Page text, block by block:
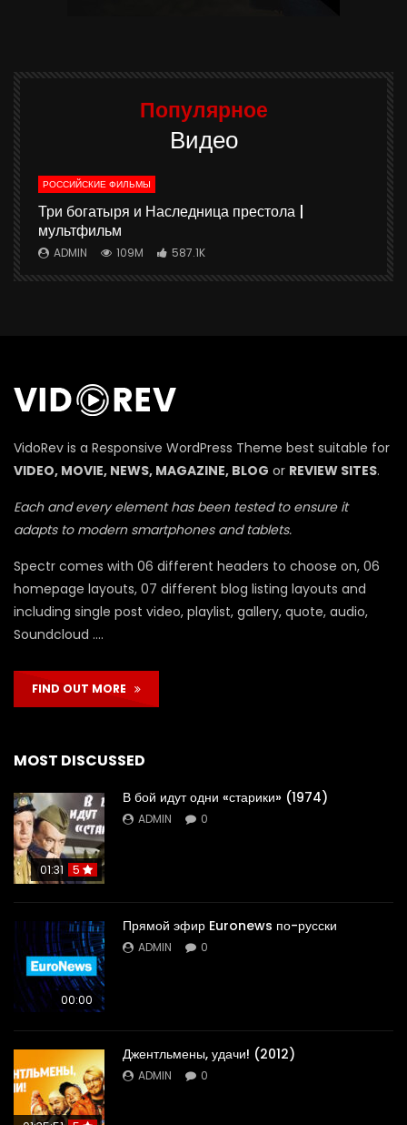
Популярное
Видео
РОССИЙСКИЕ ФИЛЬМЫ
Три богатыря и Наследница престола |
мультфильм
ADMIN 109M 587.1K
VidoRev is a Responsive WordPress Theme best suitable for
VIDEO, MOVIE, NEWS, MAGAZINE, BLOG or REVIEW SITES.
Each and every element has been tested to ensure it
adapts to modern smartphones and tablets.
Spectr comes with 06 different headers to choose on, 06
homepage layouts, 07 different blog listing layouts and
including single post video, playlist, gallery, quote, audio,
Soundcloud ….
FIND OUT MORE
MOST DISCUSSED
01:31 5
В бой идут одни «старики» (1974)
ADMIN 0
00:00
Прямой эфир Euronews по-русски
ADMIN 0
Джентльмены, удачи! (2012)
ADMIN 0